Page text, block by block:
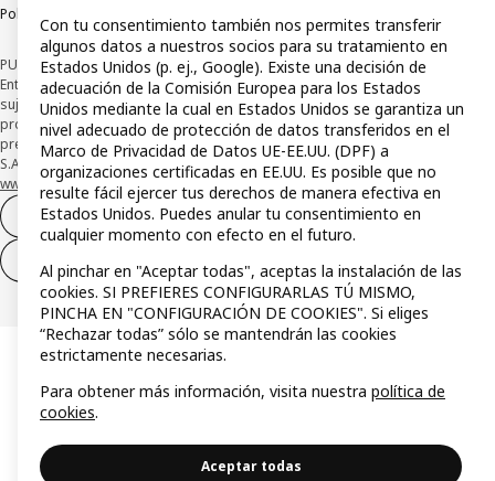
Política de divulgación responsable
PUBLICIDAD: *Financiación a través de la tarjeta IKEA VISA emitida por la
Entidad de Pago híbrida CaixaBank Payments & Consumer, E.F.C., E.P., S.A.U., y
sujeta a su organización. La entidad ha escogido como sistema de
protección de los fondos recibidos de usuarios de servicios de pago que
presta su depósito en una cuenta bancaria separada abierta en CaixaBank,
S.A. Conoce más acerca de las formas de pago de tu tarjeta aquí:
www.caixabankpc.com/es/productos
Desistimiento del contrato
Desistimiento de solo servicios
Con tu consentimiento también nos permites transferir
algunos datos a nuestros socios para su tratamiento en
Estados Unidos (p. ej., Google). Existe una decisión de
adecuación de la Comisión Europea para los Estados
Unidos mediante la cual en Estados Unidos se garantiza un
nivel adecuado de protección de datos transferidos en el
Marco de Privacidad de Datos UE-EE.UU. (DPF) a
organizaciones certificadas en EE.UU. Es posible que no
resulte fácil ejercer tus derechos de manera efectiva en
Estados Unidos. Puedes anular tu consentimiento en
cualquier momento con efecto en el futuro.
Al pinchar en "Aceptar todas", aceptas la instalación de las
cookies. SI PREFIERES CONFIGURARLAS TÚ MISMO,
PINCHA EN "CONFIGURACIÓN DE COOKIES". Si eliges
“Rechazar todas” sólo se mantendrán las cookies
estrictamente necesarias.
Para obtener más información, visita nuestra política de
cookies.
Aceptar todas